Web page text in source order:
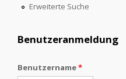
Erweiterte Suche
Benutzeranmeldung
Benutzername*